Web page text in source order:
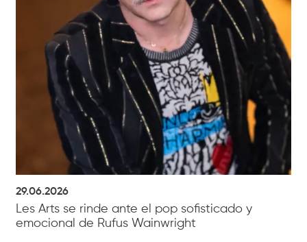
29.06.2026
Les Arts se rinde ante el pop sofisticado y
emocional de Rufus Wainwright